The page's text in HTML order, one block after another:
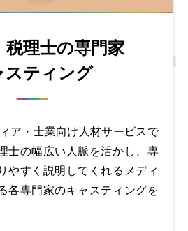
税理士の専門家
スティング
ア・士業向け人材サービスで
士の幅広い人脈を活かし、専
やすく説明してくれるメディ
各専門家のキャスティングを